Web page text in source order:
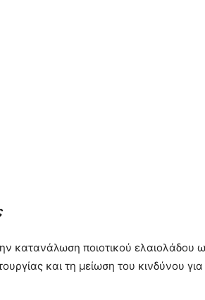
κατανάλωση ποιοτικού ελαιολάδου
και τη μείωση του κινδύνου